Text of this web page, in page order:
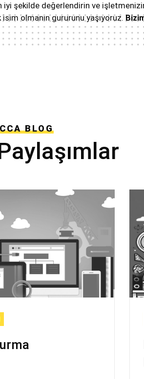
iyi şekilde değerlendirin ve
olmanın gururunu yaşıyoruz.
BLOG